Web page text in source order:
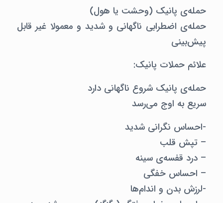
حمله‌ی پانیک (وحشت یا هول)
حمله‌ی اضطرابی ناگهانی و شدید و معمولا غیر قابل
پیش‌بینی
علائم حملات پانیک:
حمله‌ی پانیک شروع ناگهانی دارد
سریع به اوج می‌رسد
-احساس نگرانی شدید
– تپش قلب
– درد قفسه‌ی سینه
– احساس خفگی
-لرزش بدن و اندام‌ها